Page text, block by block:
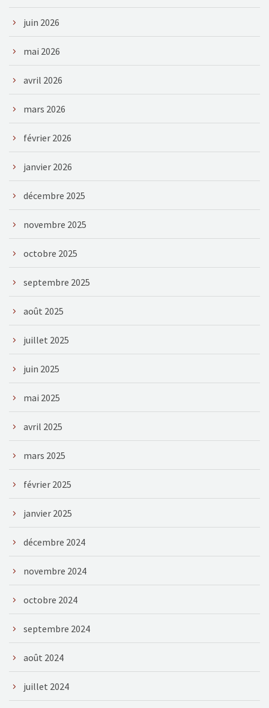
juin 2026
mai 2026
avril 2026
mars 2026
février 2026
janvier 2026
décembre 2025
novembre 2025
octobre 2025
septembre 2025
août 2025
juillet 2025
juin 2025
mai 2025
avril 2025
mars 2025
février 2025
janvier 2025
décembre 2024
novembre 2024
octobre 2024
septembre 2024
août 2024
juillet 2024